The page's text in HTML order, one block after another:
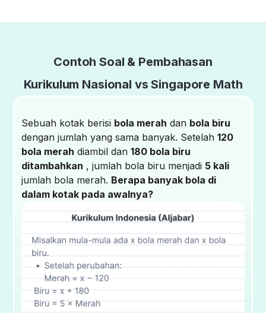
Contoh Soal & Pembahasan
Kurikulum Nasional vs Singapore Math
Sebuah kotak berisi bola merah dan bola biru
dengan jumlah yang sama banyak. Setelah120
bola merah diambil dan180 bola biru
ditambahkan , jumlah bola biru menjadi 5 kali
jumlah bola merah. Berapa banyak bola di
dalam kotak pada awalnya?